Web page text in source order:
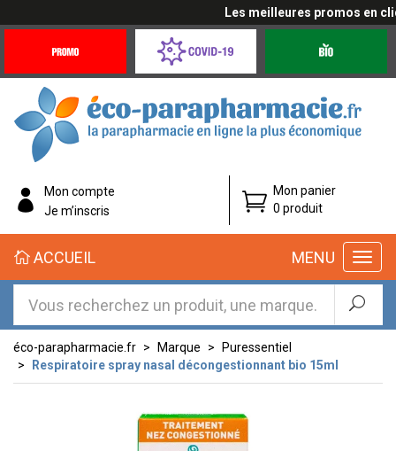
Les meilleures promos en
Offres
Coronavirus
éco-
parapharmacie.fr
éco-
parapharmacie.fr
Mon compte
Je m’inscris
Mon panier
0 produit
MENU
ACCUEIL
éco-parapharmacie.fr Marque
Puressentiel
Respiratoire spray nasal décongestionnant bio 15ml